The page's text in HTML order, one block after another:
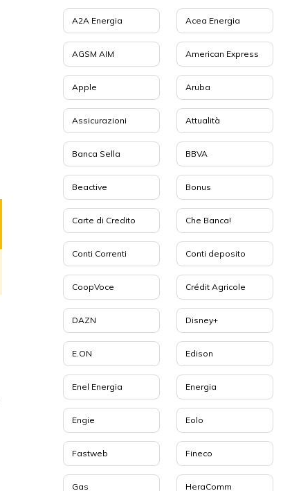
A2A Energia Acea Energia
AGSM AIM American Express
Apple Aruba
Assicurazioni Attualità
Banca Sella BBVA
Beactive Bonus
Carte di Credito Che Banca!
Conti Correnti Conti deposito
CoopVoce Crédit Agricole
DAZN Disney+
E.ON Edison
Enel Energia Energia
Engie Eolo
Fastweb Fineco
Gas HeraComm